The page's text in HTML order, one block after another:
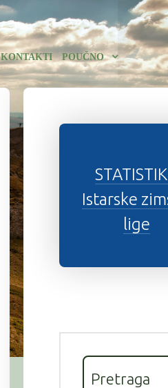
KONTAKTI POUČNO
Istarske
lige
Pretraga